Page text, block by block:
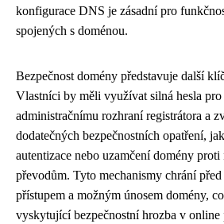
konfigurace DNS je zásadní pro
spojených s doménou.
Bezpečnost domény představuje další
Vlastníci by měli využívat silná hesla
administračnímu rozhraní registrátora a
dodatečných bezpečnostních opatření,
autentizace nebo uzamčení domény
převodům. Tyto mechanismy chrání
přístupem a možným únosem domény,
vyskytující bezpečnostní hrozba v online